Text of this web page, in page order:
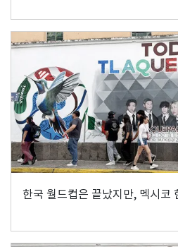
한국 월드컵은 끝났지만, 멕시코